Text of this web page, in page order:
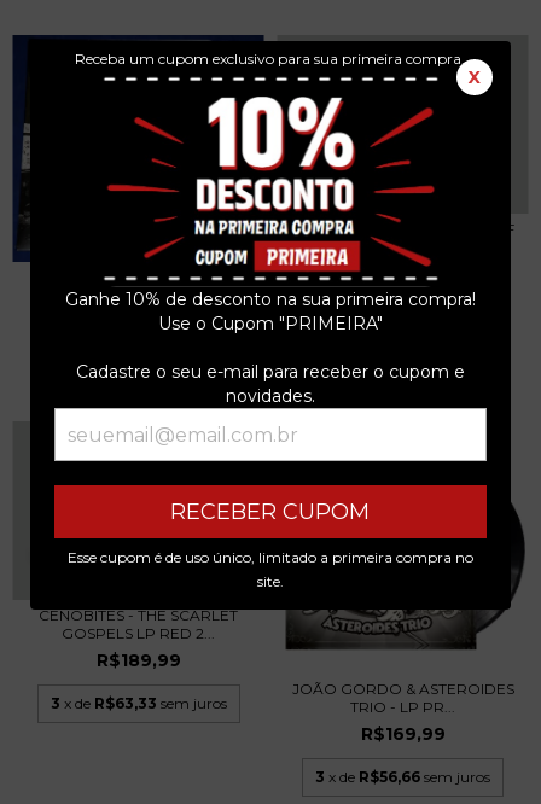
Receba um cupom exclusivo para sua primeira compra.
X
Ganhe 10% de desconto na sua primeira compra!
Use o Cupom "PRIMEIRA"
Cadastre o seu e-mail para receber o cupom e
novidades.
RECEBER CUPOM
Esse cupom é de uso único, limitado a primeira compra no
site.
TAMPA DO CAIXÃO - 7
COMPACTO 2018 PSYCHO...
R$49,99
x deR$16,66 sem juros
GHOST BASTARDS - NIGHT OF
THE KILLER......
R$179,99
3 x deR$60,00
CENOBITES - THE SCARLET
GOSPELS LP RED 2...
R$189,99
3 x de R$63,33 sem juros
JOÃO GORDO & ASTEROIDES
TRIO - LP PR...
R$169,99
3 x de R$56,66 sem juros